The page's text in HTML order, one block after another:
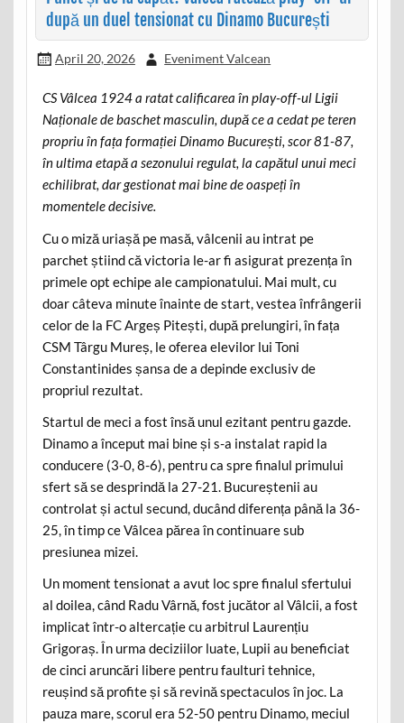
după un duel tensionat cu Dinamo București
April 20, 2026 Eveniment Valcean
CS Vâlcea 1924 a ratat calificarea în play-off-ul Ligii
Naționale de baschet masculin, după ce a cedat pe teren
propriu în fața formației Dinamo București, scor 81-87,
în ultima etapă a sezonului regulat, la capătul unui meci
echilibrat, dar gestionat mai bine de oaspeți în
momentele decisive.
Cu o miză uriașă pe masă, vâlcenii au intrat pe
parchet știind că victoria le-ar fi asigurat prezența în
primele opt echipe ale campionatului. Mai mult, cu
doar câteva minute înainte de start, vestea înfrângerii
celor de la FC Argeș Pitești, după prelungiri, în fața
CSM Târgu Mureș, le oferea elevilor lui Toni
Constantinides șansa de a depinde exclusiv de
propriul rezultat.
Startul de meci a fost însă unul ezitant pentru gazde.
Dinamo a început mai bine și s-a instalat rapid la
conducere (3-0, 8-6), pentru ca spre finalul primului
sfert să se desprindă la 27-21. Bucureștenii au
controlat și actul secund, ducând diferența până la 36-
25, în timp ce Vâlcea părea în continuare sub
presiunea mizei.
Un moment tensionat a avut loc spre finalul sfertului
al doilea, când Radu Vârnă, fost jucător al Vâlcii, a fost
implicat într-o altercație cu arbitrul Laurențiu
Grigoraș. În urma deciziilor luate, Lupii au beneficiat
de cinci aruncări libere pentru faulturi tehnice,
reușind să profite și să revină spectaculos în joc. La
pauza mare, scorul era 52-50 pentru Dinamo, meciul